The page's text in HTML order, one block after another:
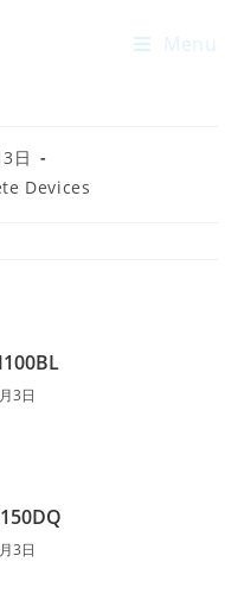
Menu
日
Devices
3日
3日